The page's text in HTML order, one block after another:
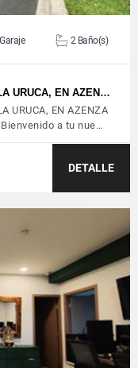
2 Baño(s)
URUCA, EN AZEN…
URUCA, EN AZENZA
a tu nue…
DETALLE